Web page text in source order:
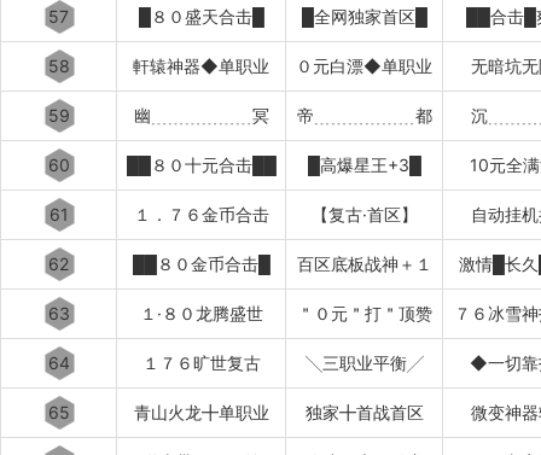
57 █８０盛天合击█ █全网独家首区█ ██合击
58 軒辕神器◆单职业 ０元白漂◆单职业 无暗坑
59 幽﹍﹍﹍﹍﹍﹍冥 帝﹍﹍﹍﹍﹍﹍都 沉
60 ██８０十元合击██ █高爆星王+3█ 10元全
61 １．７６金币合击 【复古·首区】 自动挂
62 ██８０金币合击█ 百区底板战神＋１ 激情█长
63 １·８０龙腾盛世 ＂０元＂打＂顶赞 ７６冰雪
64 １７６旷世复古 ╲三职业平衡╱ ◆一切
65 青山火龙╋单职业 独家╋首战首区 微变神